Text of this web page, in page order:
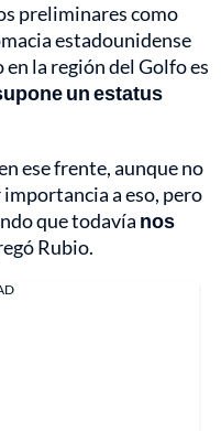
preliminares como
estadounidense
la región del Golfo es
un estatus
ese frente, aunque no
a eso, pero
que todavía nos
Rubio.